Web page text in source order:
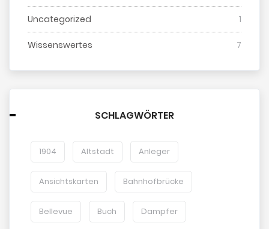
Uncategorized 1
Wissenswertes 7
SCHLAGWÖRTER
1904 Altstadt Anleger
Ansichtskarten Bahnhofbrücke
Bellevue Buch Dampfer